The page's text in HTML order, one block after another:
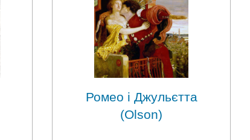
Ромео і Джульєтта
(Olson)